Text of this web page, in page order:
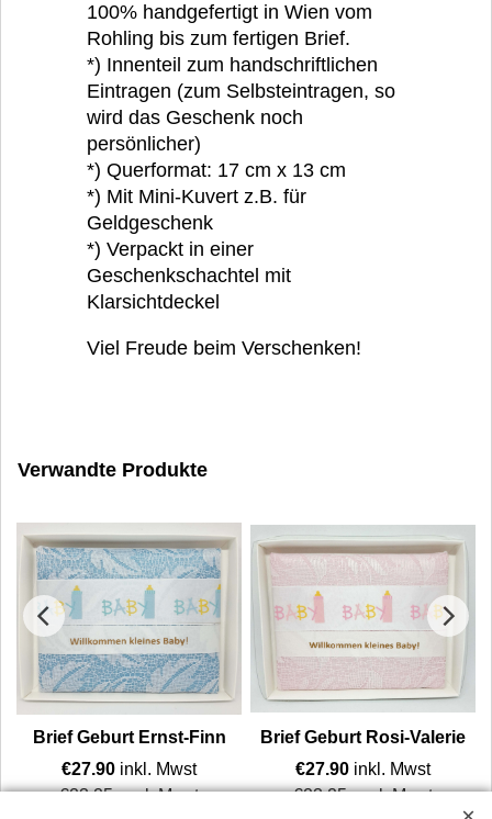
100% handgefertigt in Wien vom
Rohling bis zum fertigen Brief.
*) Innenteil zum handschriftlichen
Eintragen (zum Selbsteintragen, so
wird das Geschenk noch
persönlicher)
*) Querformat: 17 cm x 13 cm
*) Mit Mini-Kuvert z.B. für
Geldgeschenk
*) Verpackt in einer
Geschenkschachtel mit
Klarsichtdeckel
Viel Freude beim Verschenken!
Verwandte Produkte
Brief Geburt Ernst-Finn
€27.90 inkl. Mwst
€23.25 excl. Mwst
Brief Geburt Rosi-Valerie
€27.90 inkl. Mwst
€23.25 excl. Mwst